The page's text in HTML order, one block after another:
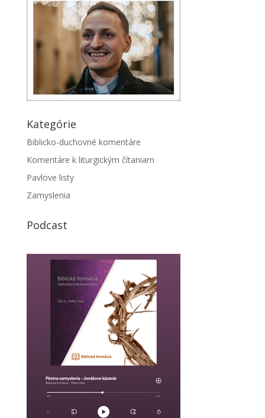
Kategórie
Biblicko-duchovné komentáre
Komentáre k liturgickým čítaniam
Pavlove listy
Zamyslenia
Podcast